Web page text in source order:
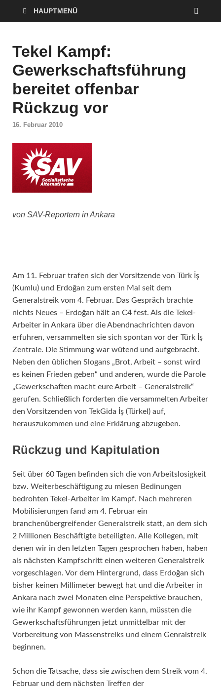
HAUPTMENÜ
Tekel Kampf:
Gewerkschaftsführung
bereitet offenbar
Rückzug vor
16. Februar 2010
von SAV-Reportern in Ankara
Am 11. Februar trafen sich der Vorsitzende von Türk İş
(Kumlu) und Erdoğan zum ersten Mal seit dem
Generalstreik vom 4. Februar. Das Gespräch brachte
nichts Neues – Erdoğan hält an C4 fest. Als die Tekel-
Arbeiter in Ankara über die Abendnachrichten davon
erfuhren, versammelten sie sich spontan vor der Türk İş
Zentrale. Die Stimmung war wütend und aufgebracht.
Neben den üblichen Slogans „Brot, Arbeit – sonst wird
es keinen Frieden geben“ und anderen, wurde die Parole
„Gewerkschaften macht eure Arbeit – Generalstreik“
gerufen. Schließlich forderten die versammelten Arbeiter
den Vorsitzenden von TekGida İş (Türkel) auf,
herauszukommen und eine Erklärung abzugeben.
Rückzug und Kapitulation
Seit über 60 Tagen befinden sich die von Arbeitslosigkeit
bzw. Weiterbeschäftigung zu miesen Bedinungen
bedrohten Tekel-Arbeiter im Kampf. Nach mehreren
Mobilisierungen fand am 4. Februar ein
branchenübergreifender Generalstreik statt, an dem sich
2 Millionen Beschäftigte beteiligten. Alle Kollegen, mit
denen wir in den letzten Tagen gesprochen haben, haben
als nächsten Kampfschritt einen weiteren Generalstreik
vorgeschlagen. Vor dem Hintergrund, dass Erdoğan sich
bisher keinen Millimeter bewegt hat und die Arbeiter in
Ankara nach zwei Monaten eine Perspektive brauchen,
wie ihr Kampf gewonnen werden kann, müssten die
Gewerkschaftsführungen jetzt unmittelbar mit der
Vorbereitung von Massenstreiks und einem Genralstreik
beginnen.
Schon die Tatsache, dass sie zwischen dem Streik vom 4.
Februar und dem nächsten Treffen der